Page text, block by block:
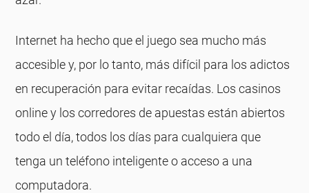
Internet ha hecho que el juego sea mucho más
accesible y, por lo tanto, más difícil para los adictos
en recuperación para evitar recaídas. Los casinos
online y los corredores de apuestas están abiertos
todo el día, todos los días para cualquiera que
tenga un teléfono inteligente o acceso a una
computadora.